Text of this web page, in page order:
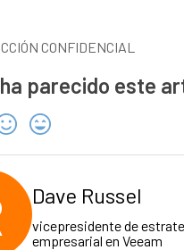
CONFIDENCIAL
ha parecido este
Dave Russel
vicepresidente de
empresarial en Veeam